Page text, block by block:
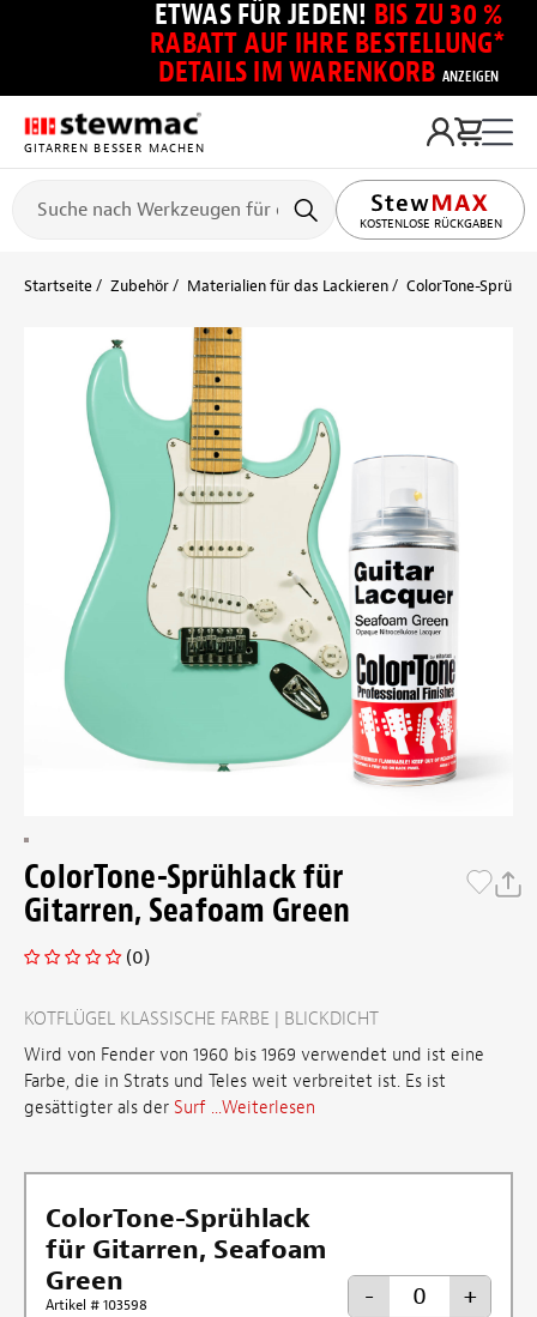
ETWAS FÜR JEDEN! BIS ZU 30 %
RABATT AUF IHRE BESTELLUNG*
DETAILS IM WARENKORB ANZEIGEN
GITARREN BESSER MACHEN
KOSTENLOSE RÜCKGABEN
Startseite Zubehör Materialien für das Lackieren ColorTone-
ColorTone-Sprühlack für
Gitarren, Seafoam Green
(0)
KOTFLÜGEL KLASSISCHE FARBE | BLICKDICHT
Wird von Fender von 1960 bis 1969 verwendet und ist eine
Farbe, die in Strats und Teles weit verbreitet ist. Es ist
gesättigter als der Surf ...Weiterlesen
ColorTone-Sprühlack
für Gitarren, Seafoam
Green
Artikel # 103598 - +